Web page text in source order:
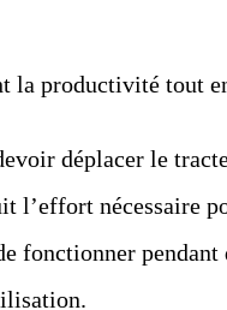
productivité tout
déplacer le
l’effort nécessaire
pendant